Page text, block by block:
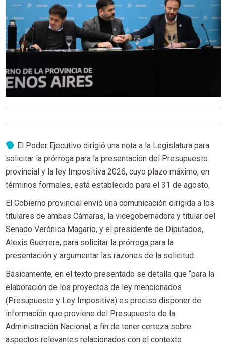
El Poder Ejecutivo dirigió una nota a la Legislatura para
solicitar la prórroga para la presentación del Presupuesto
provincial y la ley Impositiva 2026, cuyo plazo máximo, en
términos formales, está establecido para el 31 de agosto.
El Gobierno provincial envió una comunicación dirigida a los
titulares de ambas Cámaras, la vicegobernadora y titular del
Senado Verónica Magario, y el presidente de Diputados,
Alexis Guerrera, para solicitar la prórroga para la
presentación y argumentar las razones de la solicitud.
Básicamente, en el texto presentado se detalla que “para la
elaboración de los proyectos de ley mencionados
(Presupuesto y Ley Impositiva) es preciso disponer de
información que proviene del Presupuesto de la
Administración Nacional, a fin de tener certeza sobre
aspectos relevantes relacionados con el contexto